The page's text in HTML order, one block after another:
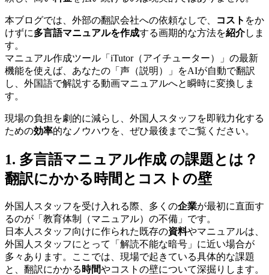
本ブログでは、外部の翻訳会社への依頼なしで、 コスト をか
けずに多言語マニュアルを作成する画期的な方法を紹介しま
す。
マニュアル作成ツール「iTutor（アイチューター）」の最新
機能を使えば、 あなたの「声（説明）」をAIが自動で翻訳
し、外国語で解説する動画マニュアルへと瞬時に変換 しま
す。
現場の負担を劇的に減らし、外国人スタッフを即戦力化する
ための効率的なノウハウを、ぜひ最後までご覧ください。
1. 多言語マニュアル作成 の課題とは？
翻訳にかかる時間とコストの壁
外国人スタッフを受け入れる際、多くの企業が最初に直面す
るのが「教育体制（マニュアル）の不備」です。
日本人スタッフ向けに作られた既存の資料やマニュアルは、
外国人スタッフにとって「解読不能な暗号」に近い場合が
多々あります。ここでは、現場で起きている具体的な課題
と、翻訳にかかる 時間やコストの壁について深掘りします。